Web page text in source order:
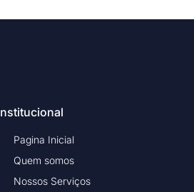
Pagina Inicial
Quem somos
Nossos Serviços